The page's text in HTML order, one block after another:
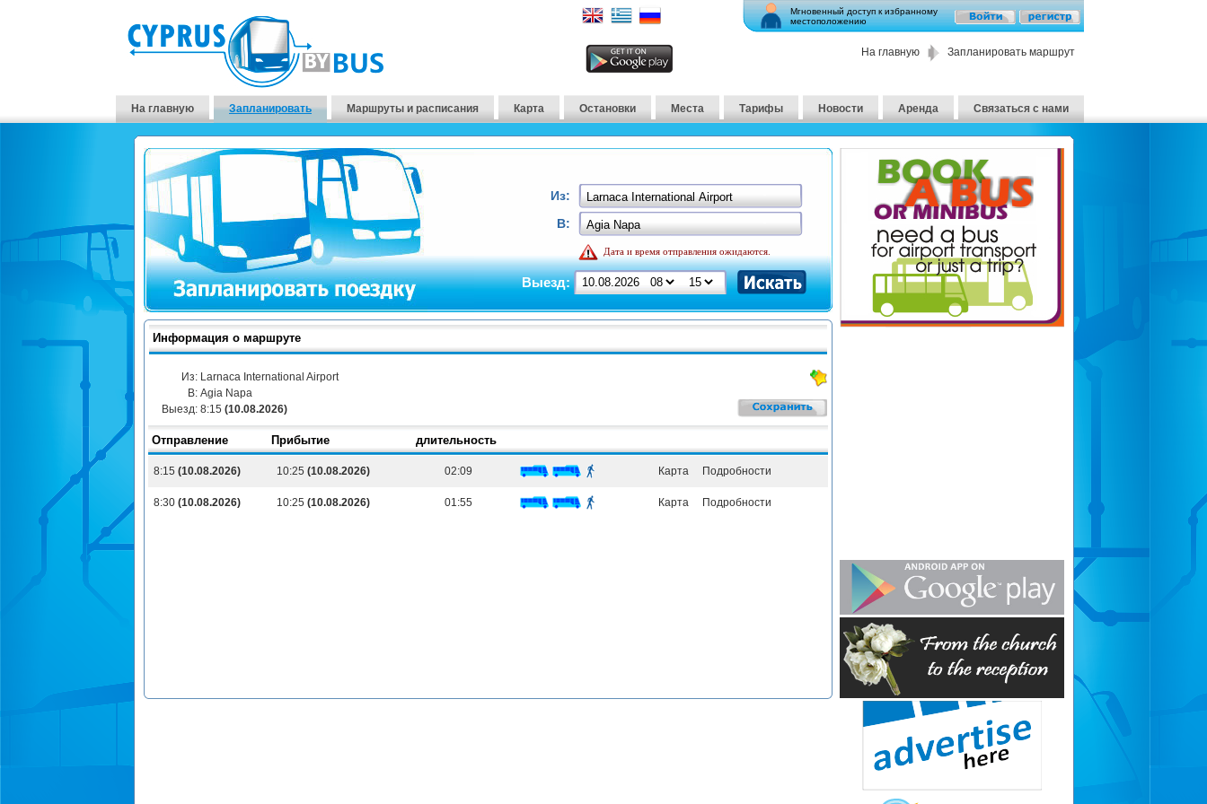
Мгновенный доступ к избранному
местоположению
На главную Запланировать маршрут
На главную Запланировать Маршруты и расписания Карта Остановки Места Тарифы Новости Аренда Связаться с нами
Из:
В:
Дата и время отправления ожидаются.
Выезд:
Информация о маршруте
Из: Larnaca International Airport
В: Agia Napa
Выезд: 8:15 (10.08.2026)
Отправление Прибытие длительность
8:15 (10.08.2026) 10:25 (10.08.2026) 02:09 Карта Подробности
8:30 (10.08.2026) 10:25 (10.08.2026) 01:55 Карта Подробности